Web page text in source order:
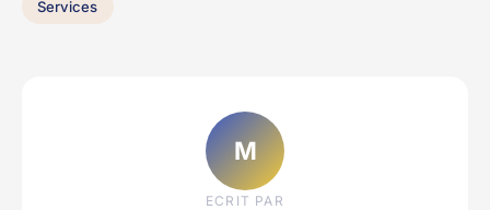
Services
M
ECRIT PAR